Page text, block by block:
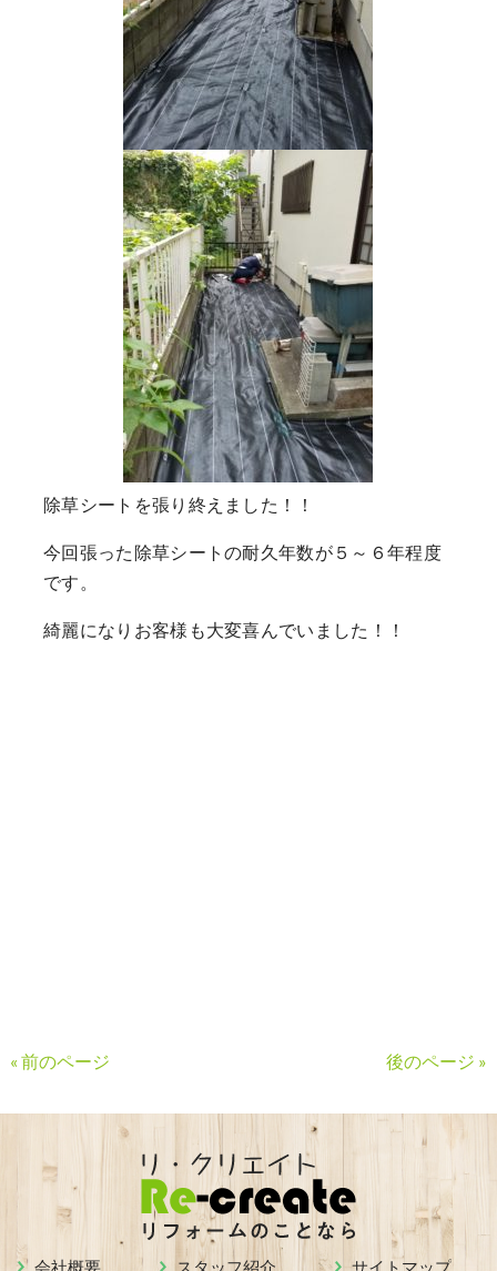
除草シートを張り終えました！！
今回張った除草シートの耐久年数が５～６年程度
です。
綺麗になりお客様も大変喜んでいました！！
« 前のページ 後のページ »
会社概要 スタッフ紹介 サイトマップ